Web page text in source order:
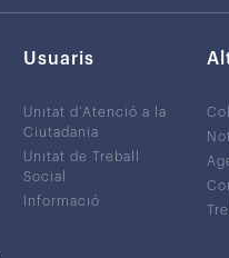
Usuaris
Unitat d’Atenció a la
Ciutadania
Unitat de Treball
Social
Informació